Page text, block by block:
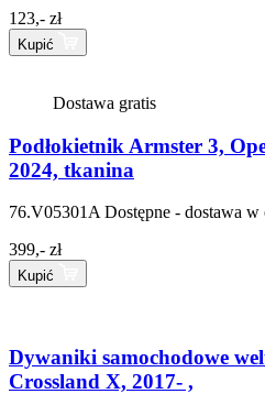
123,- zł
Kupić
Dostawa gratis
Podłokietnik Armster 3,
2024, tkanina
76.V05301A Dostępne - dostawa w
399,- zł
Kupić
Dywaniki samochodowe
Crossland X, 2017- ,